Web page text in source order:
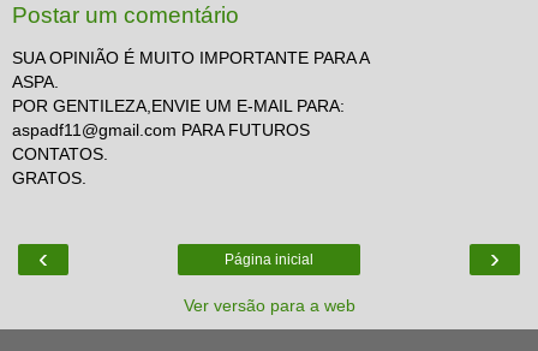
Postar um comentário
SUA OPINIÃO É MUITO IMPORTANTE PARA A
ASPA.
POR GENTILEZA,ENVIE UM E-MAIL PARA:
aspadf11@gmail.com PARA FUTUROS
CONTATOS.
GRATOS.
‹ ›
Página inicial
Ver versão para a web